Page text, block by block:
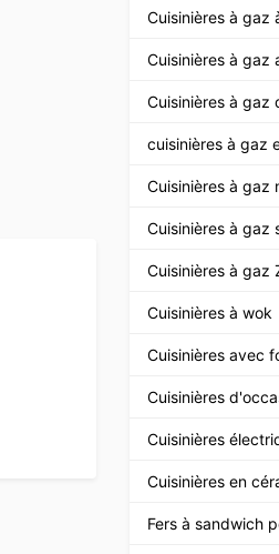
Cuisinières à gaz
Cuisinières à gaz
Cuisinières à gaz
cuisinières à gaz
Cuisinières à gaz
Cuisinières à gaz
Cuisinières à gaz
Cuisinières à wok
Cuisinières avec
Cuisinières
Cuisinières
Cuisinières en
Fers à sandwich